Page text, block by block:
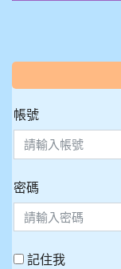
:::
帳號
密碼
記住我